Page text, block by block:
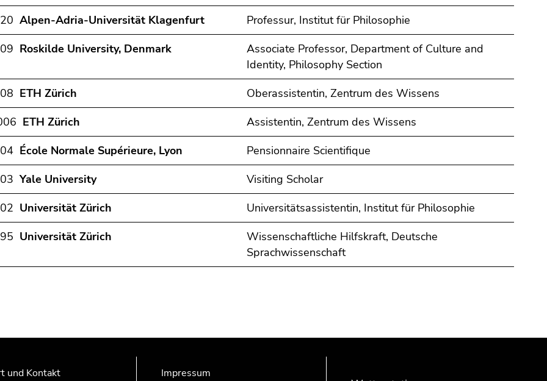
Alpen-Adria-Universität Klagenfurt
Professur, Institut für Philosophie
Roskilde University, Denmark
Associate Professor, Department of Culture and
Identity, Philosophy Section
ETH Zürich
Oberassistentin, Zentrum des Wissens
ETH Zürich
Assistentin, Zentrum des Wissens
École Normale Supérieure, Lyon
Pensionnaire Scientifique
Yale University
Visiting Scholar
Universität Zürich
Universitätsassistentin, Institut für Philosophie
Universität Zürich
Wissenschaftliche Hilfskraft, Deutsche
Sprachwissenschaft
und Kontakt Impressum